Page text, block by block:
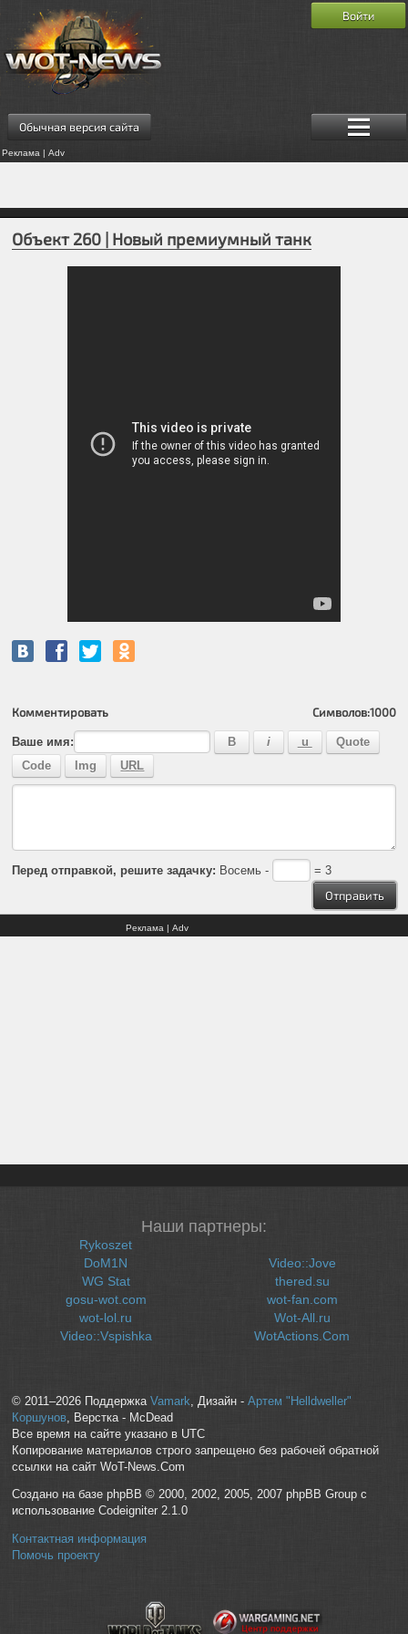
Обычная версия сайта
Реклама | Adv
Войти
Объект 260 | Новый премиумный танк
Комментировать Символов:1000
Ваше имя:
Перед отправкой, решите задачку: Восемь - = 3
Реклама | Adv
Наши партнеры:
Rykoszet
DoM1N
WG Stat
gosu-wot.com
wot-lol.ru
Video::Vspishka
Video::Jove
thered.su
wot-fan.com
Wot-All.ru
WotActions.Com
© 2011–2026 Поддержка Vamark, Дизайн - Артем "Helldweller"
Коршунов, Верстка - McDead
Все время на сайте указано в UTC
Копирование материалов строго запрещено без рабочей обратной
ссылки на сайт WoT-News.Com
Создано на базе phpBB © 2000, 2002, 2005, 2007 phpBB Group с
использование Codeigniter 2.1.0
Контактная информация
Помочь проекту